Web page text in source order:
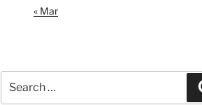
« Mar
for: